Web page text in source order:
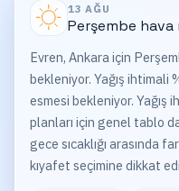
13 AĞU
Perşembe hava
Evren, Ankara için
bekleniyor. Yağış ihtimali
esmesi bekleniyor. Yağış
planları için genel tablo
gece sıcaklığı arasında
kıyafet seçimine dikkat